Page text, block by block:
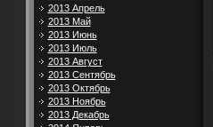
2013 Апрель
2013 Май
2013 Июнь
2013 Июль
2013 Август
2013 Сентябрь
2013 Октябрь
2013 Ноябрь
2013 Декабрь